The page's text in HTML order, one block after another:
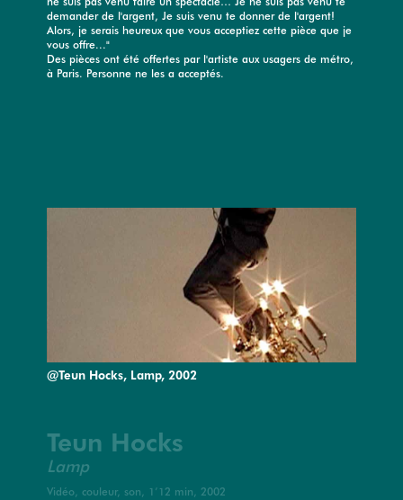
demander de l'argent, Je suis venu te donner de l'argent!
Alors, je serais heureux que vous acceptiez cette pièce que je
vous offre..."
Des pièces ont été offertes par l'artiste aux usagers de métro,
à Paris. Personne ne les a acceptés.
@Teun Hocks, Lamp, 2002
Teun Hocks
Lamp
Vidéo, couleur, son, 1’12 min, 2002